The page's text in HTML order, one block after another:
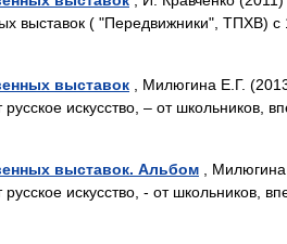
выставок ( "Передвижники", ТПХВ) с
выставок , Милюгина Е.Г.
искусство, – от школьников,
выставок. Альбом ,
искусство, - от школьников,